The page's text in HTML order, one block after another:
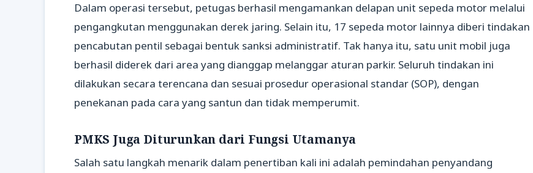
Dalam operasi tersebut, petugas berhasil mengamankan delapan unit sepeda motor melalui
pengangkutan menggunakan derek jaring. Selain itu, 17 sepeda motor lainnya diberi tindakan
pencabutan pentil sebagai bentuk sanksi administratif. Tak hanya itu, satu unit mobil juga
berhasil diderek dari area yang dianggap melanggar aturan parkir. Seluruh tindakan ini
dilakukan secara terencana dan sesuai prosedur operasional standar (SOP), dengan
penekanan pada cara yang santun dan tidak memperumit.
PMKS Juga Diturunkan dari Fungsi Utamanya
Salah satu langkah menarik dalam penertiban kali ini adalah pemindahan penyandang